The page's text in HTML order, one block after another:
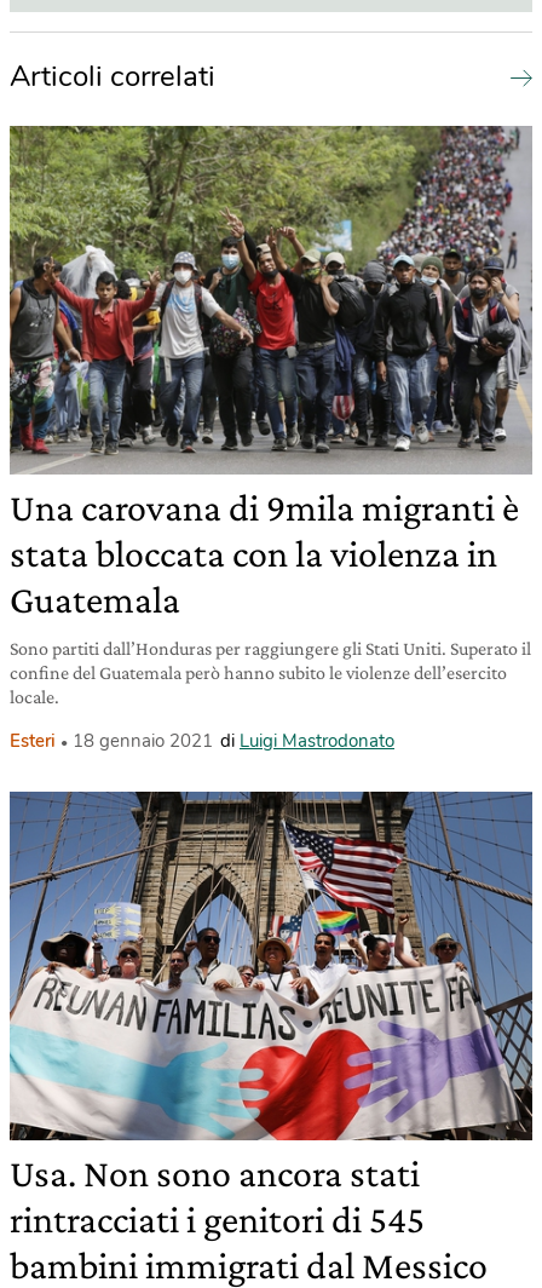
Articoli correlati
Una carovana di 9mila migranti è
stata bloccata con la violenza in
Guatemala
Sono partiti dall’Honduras per raggiungere gli Stati Uniti. Superato il
confine del Guatemala però hanno subito le violenze dell’esercito
locale.
Esteri 18 gennaio 2021 di Luigi Mastrodonato
Usa. Non sono ancora stati
rintracciati i genitori di 545
bambini immigrati dal Messico